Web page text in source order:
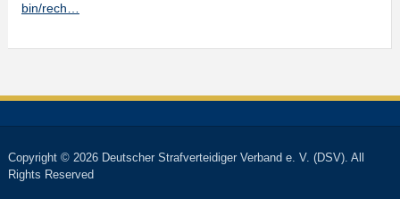
bin/rech…
Copyright © 2026 Deutscher Strafverteidiger Verband e. V. (DSV). All
Rights Reserved